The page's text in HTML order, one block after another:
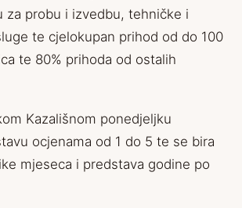
za probu i izvedbu, tehničke i
te cjelokupan prihod od do 100
te 80% prihoda od ostalih
Kazališnom ponedjeljku
ocjenama od 1 do 5 te se bira
mjeseca i predstava godine po